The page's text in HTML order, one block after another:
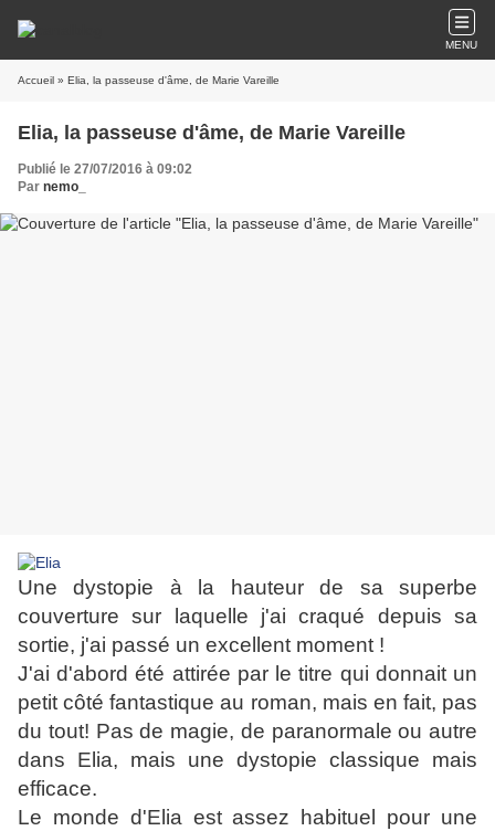
MENU
Accueil » Elia, la passeuse d'âme, de Marie Vareille
Elia, la passeuse d'âme, de Marie Vareille
Publié le 27/07/2016 à 09:02
Par nemo_
Une dystopie à la hauteur de sa superbe
couverture sur laquelle j'ai craqué depuis sa
sortie, j'ai passé un excellent moment !
J'ai d'abord été attirée par le titre qui donnait un
petit côté fantastique au roman, mais en fait, pas
du tout! Pas de magie, de paranormale ou autre
dans Elia, mais une dystopie classique mais
efficace.
Le monde d'Elia est assez habituel pour une